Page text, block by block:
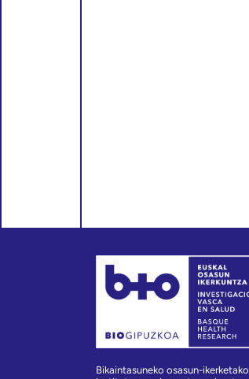
Bikaintasuneko osasun-ikerketako